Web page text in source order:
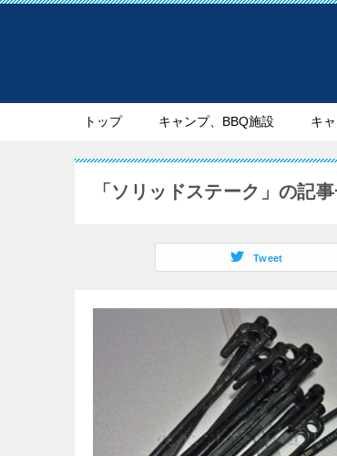
トップ キャンプ、BBQ施設 キ
「ソリッドステーク」の記
Tweet